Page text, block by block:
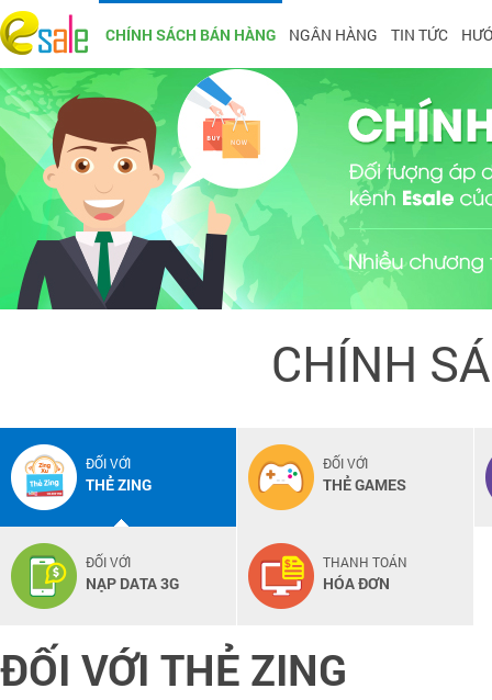
CHÍNH SÁCH BÁN HÀNG NGÂN HÀNG TIN TỨC
CHÍNH
ĐỐI VỚI
THẺ ZING
ĐỐI VỚI
THẺ GAMES
ĐỐI VỚI
NẠP DATA 3G
THANH TOÁN
HÓA ĐƠN
ĐỐI VỚI THẺ ZING